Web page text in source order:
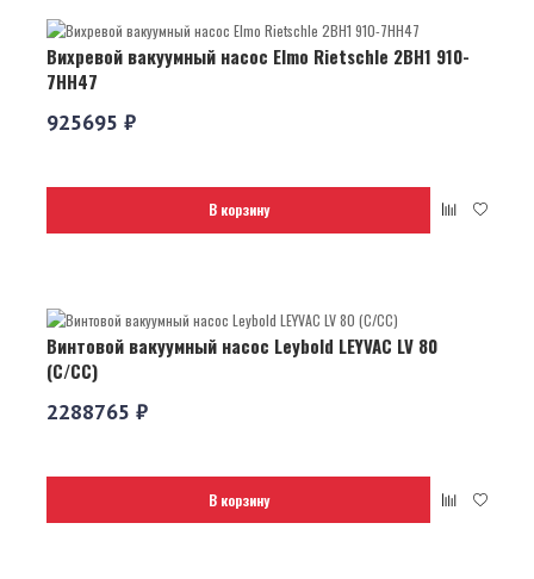
Вихревой вакуумный насос Elmo Rietschle 2BH1 910-
7HH47
925695 ₽
В корзину
Винтовой вакуумный насос Leybold LEYVAC LV 80
(C/CC)
2288765 ₽
В корзину